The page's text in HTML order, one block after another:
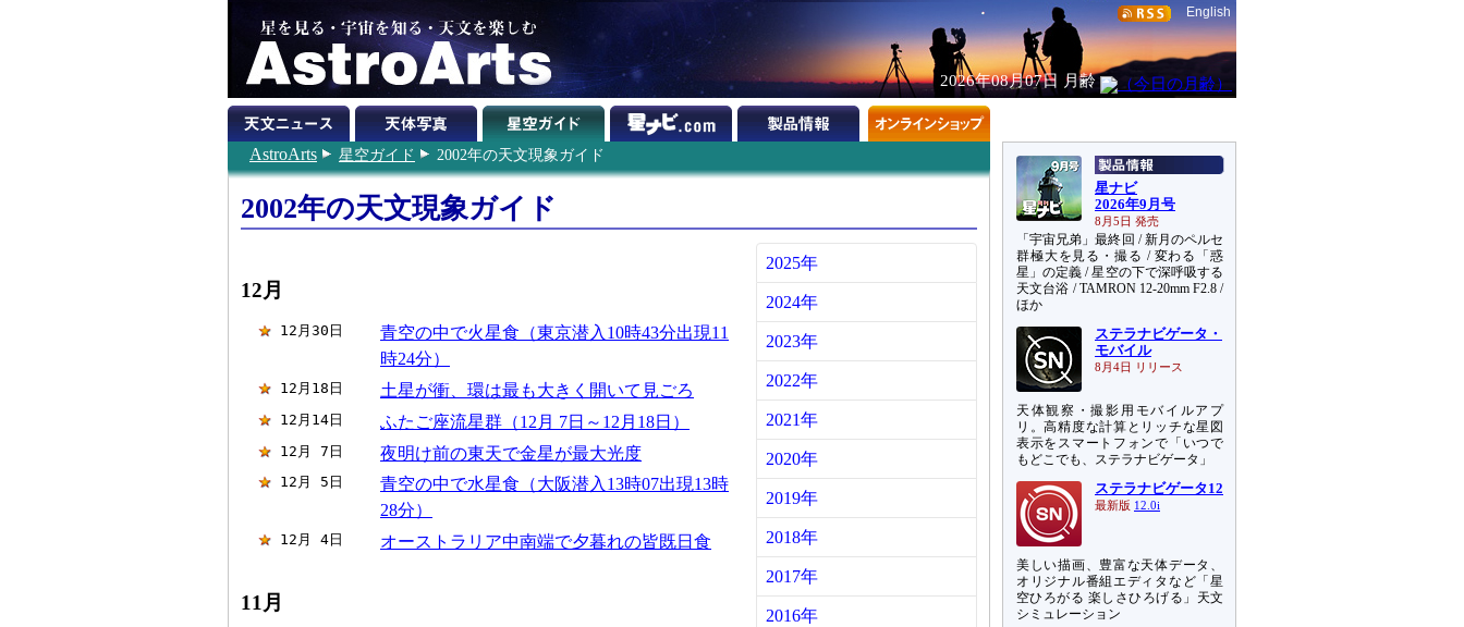
English
2026年08月07日 月齢
AstroArts 星空ガイド 2002年の天文現象ガイド
2002年の天文現象ガイド
12月
12月30日
青空の中で火星食（東京潜入10時43分出現11
時24分）
12月18日 土星が衝、環は最も大きく開いて見ごろ
12月14日 ふたご座流星群（12月 7日～12月18日）
12月 7日 夜明け前の東天で金星が最大光度
12月 5日
青空の中で水星食（大阪潜入13時07出現13時
28分）
12月 4日 オーストラリア中南端で夕暮れの皆既日食
11月
2025年
2024年
2023年
2022年
2021年
2020年
2019年
2018年
2017年
2016年
星ナビ
2026年9月号
8月5日 発売
「宇宙兄弟」最終回 / 新月のペルセ
群極大を見る・撮る / 変わる「惑
星」の定義 / 星空の下で深呼吸する
天文台浴 / TAMRON 12-20mm F2.8 /
ほか
ステラナビゲータ・
モバイル
8月4日 リリース
天体観察・撮影用モバイルアプ
リ。高精度な計算とリッチな星図
表示をスマートフォンで「いつで
もどこでも、ステラナビゲータ」
ステラナビゲータ12
最新版 12.0i
美しい描画、豊富な天体データ、
オリジナル番組エディタなど「星
空ひろがる 楽しさひろげる」天文
シミュレーション